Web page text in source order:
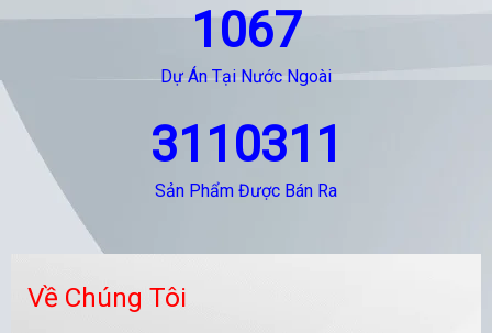
1067
Dự Án Tại Nước Ngoài
3110311
Sản Phẩm Được Bán Ra
Về Chúng Tôi